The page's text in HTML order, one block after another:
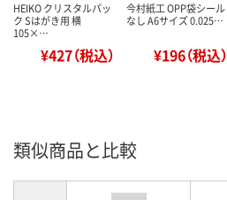
HEIKO クリスタルパッ
ク Sはがき用 横
105×…
¥427（税込）
今村紙工 OPP袋シール
なし A6サイズ 0.025…
¥196（税込）
類似商品と比較